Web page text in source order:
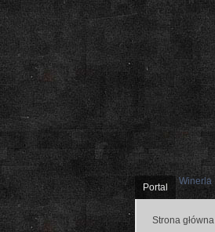
Portal
Winerla
Strona główna